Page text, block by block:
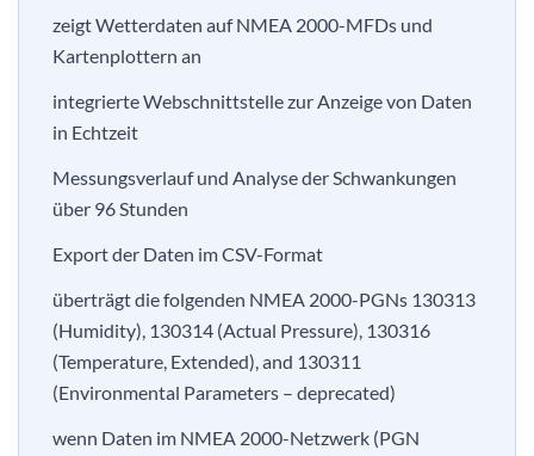
zeigt Wetterdaten auf NMEA 2000-MFDs und
Kartenplottern an
integrierte Webschnittstelle zur Anzeige von Daten
in Echtzeit
Messungsverlauf und Analyse der Schwankungen
über 96 Stunden
Export der Daten im CSV-Format
überträgt die folgenden NMEA 2000-PGNs 130313
(Humidity), 130314 (Actual Pressure), 130316
(Temperature, Extended), and 130311
(Environmental Parameters – deprecated)
wenn Daten im NMEA 2000-Netzwerk (PGN